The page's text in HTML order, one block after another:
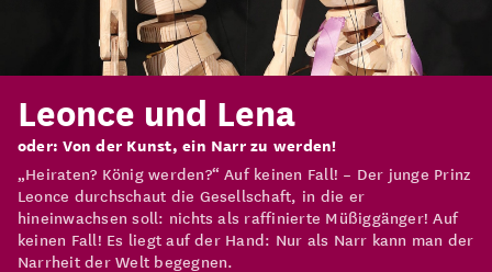
Leonce und Lena
oder: Von der Kunst, ein Narr zu werden!
„Heiraten? König werden?“ Auf keinen Fall! – Der junge Prinz
Leonce durchschaut die Gesellschaft, in die er
hineinwachsen soll: nichts als raffinierte Müßiggänger! Auf
keinen Fall! Es liegt auf der Hand: Nur als Narr kann man der
Narrheit der Welt begegnen.